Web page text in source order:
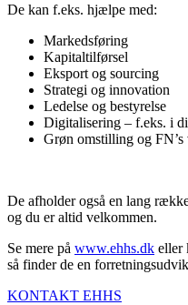
De kan f.eks. hjælpe med:
Markedsføring
Kapitaltilførsel
Eksport og sourcing
Strategi og innovation
Ledelse og bestyrelse
Digitalisering – f.eks. i
Grøn omstilling og
De afholder også en lang
og du er altid velkommen.
Se mere på www.ehhs.dk eller
så finder de en
KONTAKT EHHS